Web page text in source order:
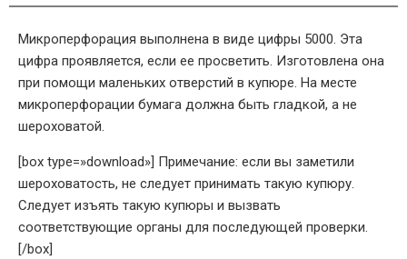
Микроперфорация выполнена в виде цифры 5000. Эта
цифра проявляется, если ее просветить. Изготовлена она
при помощи маленьких отверстий в купюре. На месте
микроперфорации бумага должна быть гладкой, а не
шероховатой.
[box type=»download»] Примечание: если вы заметили
шероховатость, не следует принимать такую купюру.
Следует изъять такую купюры и вызвать
соответствующие органы для последующей проверки.
[/box]